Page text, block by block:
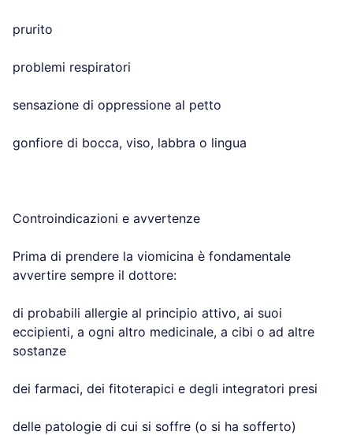
prurito
problemi respiratori
sensazione di oppressione al petto
gonfiore di bocca, viso, labbra o lingua
Controindicazioni e avvertenze
Prima di prendere la viomicina è fondamentale
avvertire sempre il dottore:
di probabili allergie al principio attivo, ai suoi
eccipienti, a ogni altro medicinale, a cibi o ad altre
sostanze
dei farmaci, dei fitoterapici e degli integratori presi
delle patologie di cui si soffre (o si ha sofferto)